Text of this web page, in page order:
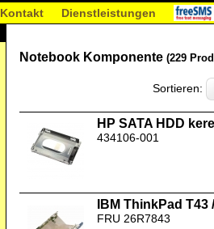
Kontakt
Dienstleistungen
Notebook Komponente (229
Sortieren:
HP SATA HDD
434106-001
IBM ThinkPad
FRU 26R7843